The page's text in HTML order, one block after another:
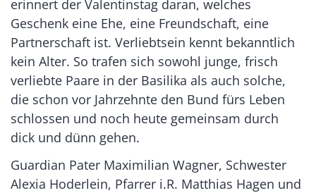
erinnert der Valentinstag daran, welches
Geschenk eine Ehe, eine Freundschaft, eine
Partnerschaft ist. Verliebtsein kennt bekanntlich
kein Alter. So trafen sich sowohl junge, frisch
verliebte Paare in der Basilika als auch solche,
die schon vor Jahrzehnte den Bund fürs Leben
schlossen und noch heute gemeinsam durch
dick und dünn gehen.
Guardian Pater Maximilian Wagner, Schwester
Alexia Hoderlein, Pfarrer i.R. Matthias Hagen und